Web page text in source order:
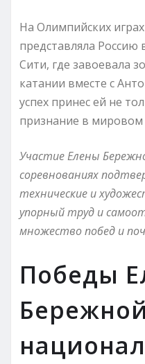
На Олимпийских
представляла Россию
Сити, где завоевала
катании вместе с
успех принес ей не
признание в мировом
Участие Елены
соревнованиях
технические и
упорный труд и
множество побед и
Победы